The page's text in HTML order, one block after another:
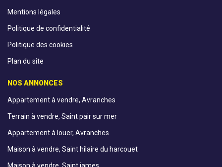
Mentions légales
Politique de confidentialité
Politique des cookies
Plan du site
NOS ANNONCES
Appartement à vendre, Avranches
Terrain à vendre, Saint pair sur mer
Appartement à louer, Avranches
Maison à vendre, Saint hilaire du harcouet
Maison à vendre, Saint james